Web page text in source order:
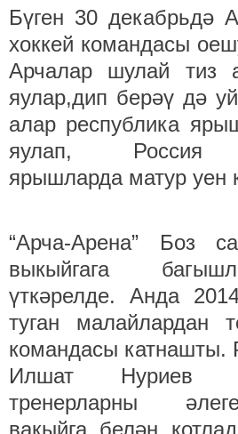
Бүген 30 декабрьдә
хоккей командасы
Арчалар шулай тиз
яулар,дип берәү дә
алар республика
яулап, Россия
ярышларда матур уен
“Арча-Арена” Боз
выкыйгага
үткәрелде. Анда
туган малайлардан
командасы катнашты.
Илшат Нуриев
тренерларны